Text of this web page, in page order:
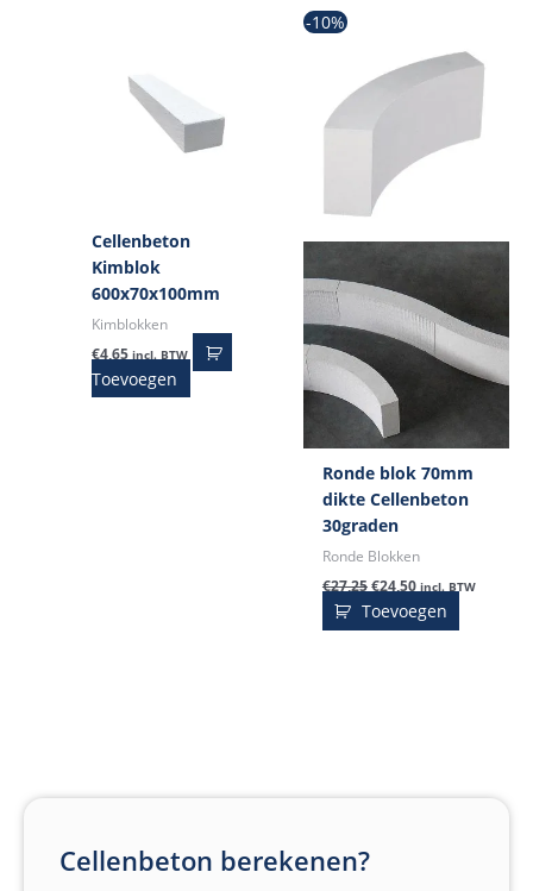
Cellenbeton
Kimblok
600x70x100mm
Kimblokken
€4,65 incl. BTW
Toevoegen
-10%
Ronde blok 70mm
dikte Cellenbeton
30graden
Ronde Blokken
€27,25
€27,25.
€24,50
is:
incl. BTW
Toevoegen
Cellenbeton berekenen?